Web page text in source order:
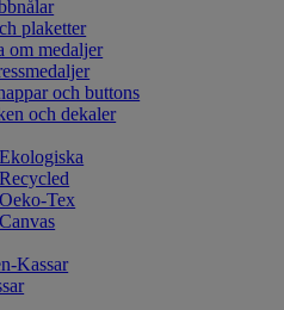
plaketter
om medaljer
och buttons
och dekaler
Tex
Kassar